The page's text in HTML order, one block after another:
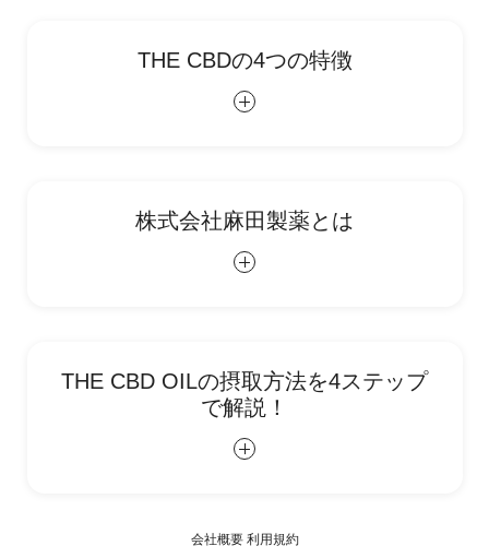
THE CBDの4つの特徴
株式会社麻田製薬とは
THE CBD OILの摂取方法を4ステップ
で解説！
会社概要 利用規約